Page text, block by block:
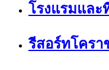
โรงแรมและ
รีสอร์ทโครา